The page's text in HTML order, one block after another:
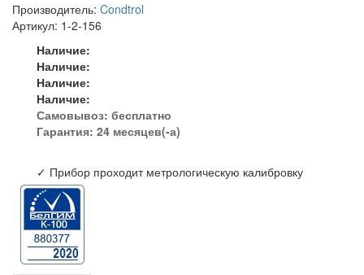
Производитель: Condtrol
Артикул: 1-2-156
Наличие:
Наличие:
Наличие:
Наличие:
Самовывоз: бесплатно
Гарантия: 24 месяцев(-а)
✓ Прибор проходит метрологическую калибровку